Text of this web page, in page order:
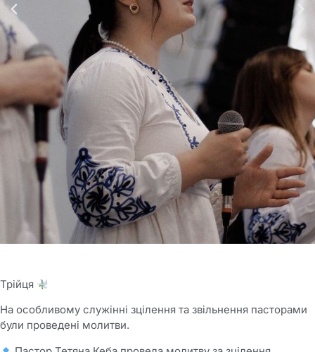
Трійця
На особливому служінні зцілення та звільнення пасторами
були проведені молитви.